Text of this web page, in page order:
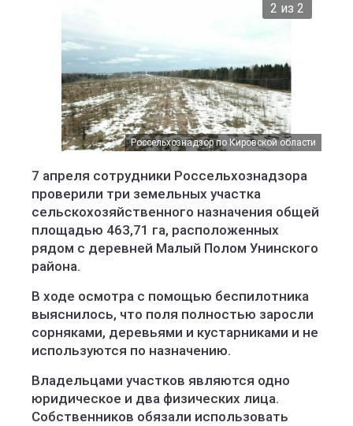
2 из 2
Россельхознадзор Кировской области
Россельхознадзор по Кировской области
7 апреля сотрудники Россельхознадзора
проверили три земельных участка
сельскохозяйственного назначения общей
площадью 463,71 га, расположенных
рядом с деревней Малый Полом Унинского
района.
В ходе осмотра с помощью беспилотника
выяснилось, что поля полностью заросли
сорняками, деревьями и кустарниками и не
используются по назначению.
Владельцами участков являются одно
юридическое и два физических лица.
Собственников обязали использовать